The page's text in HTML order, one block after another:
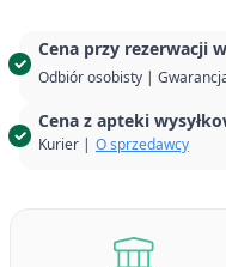
Cena przy rezerwacji
Odbiór osobisty |
Cena z apteki
Kurier | O sprzedawcy